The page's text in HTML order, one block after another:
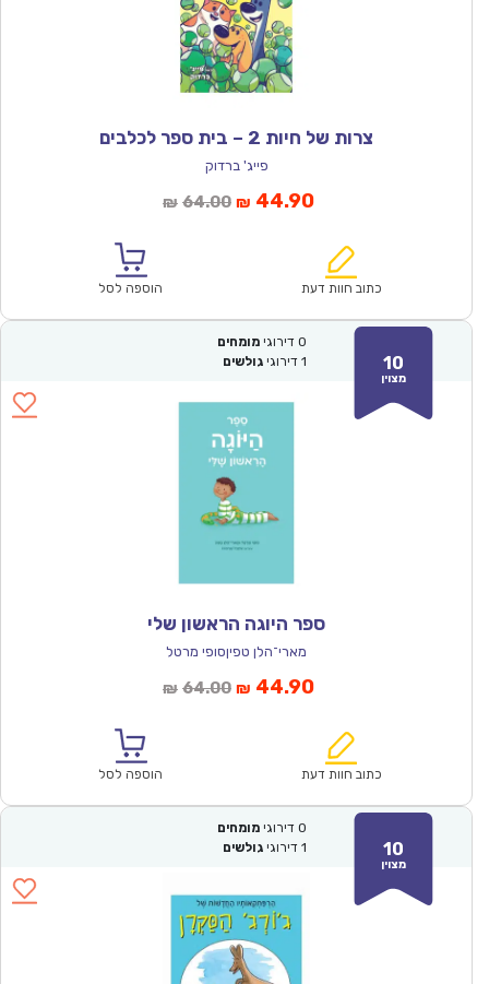
צרות של חיות 2 – בית ספר לכלבים
פייג' ברדוק
₪ 64.00המחיר
₪64.00.
₪ 44.90המחיר
הוא:
כתוב חוות דעת הוספה לסל
10
מצוין
0 דירוגי מומחים
1 דירוגי גולשים
ספר היוגה הראשון שלי
מארי־הלן טפיןסופי מרטל
₪ 64.00המחיר
₪64.00.
₪ 44.90המחיר
הוא:
כתוב חוות דעת הוספה לסל
10
מצוין
0 דירוגי מומחים
1 דירוגי גולשים